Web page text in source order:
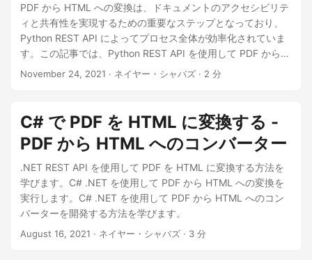
PDF から HTML への変換は、ドキュメントのアクセシビリテ
ィと共有性を実現するための重要なステップとなっており、
Python REST API によってプロセス全体が効率化されていま
す。この記事では、Python REST API を使用して PDF から
HTML への簡単な変換の世界を詳しく解説し、PDF ドキュメ
November 24, 2021 · ネイヤー・シャバズ · 2 分
C# で PDF を HTML に変換する -
PDF から HTML へのコンバーター
.NET REST API を使用して PDF を HTML に変換する方法を
学びます。C# .NET を使用して PDF から HTML への変換を
実行します。C# .NET を使用して PDF から HTML へのコン
バーターを開発する方法を学びます。
August 16, 2021 · ネイヤー・シャバズ · 3 分